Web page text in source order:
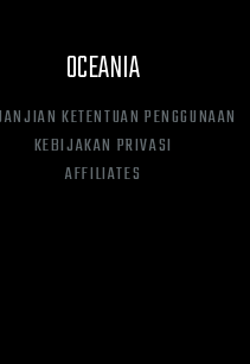
OCEANIA
KETENTUAN PENGGUNAAN
KEBIJAKAN PRIVASI
AFFILIATES